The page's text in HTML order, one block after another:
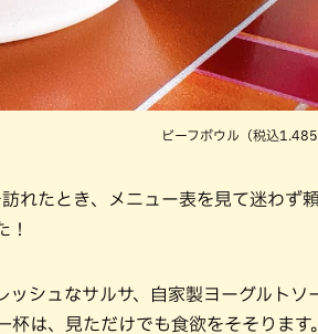
ビーフボウル（税込1.485
れたとき、メニュー表を見て迷わず
！
ッシュなサルサ、自家製ヨーグルトソ
は、見ただけでも食欲をそそります。